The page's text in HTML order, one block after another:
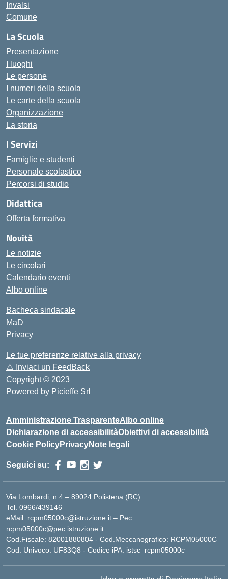
Invalsi
Comune
La Scuola
Presentazione
I luoghi
Le persone
I numeri della scuola
Le carte della scuola
Organizzazione
La storia
I Servizi
Famiglie e studenti
Personale scolastico
Percorsi di studio
Didattica
Offerta formativa
Novità
Le notizie
Le circolari
Calendario eventi
Albo online
Bacheca sindacale
MaD
Privacy
Le tue preferenze relative alla privacy
⚠️ Inviaci un FeedBack
Copyright © 2023
Powered by Picieffe Srl
Amministrazione TrasparenteAlbo online
Dichiarazione di accessibilitàObiettivi di accessibilità
Cookie PolicyPrivacyNote legali
Seguici su:
Via Lombardi, n.4 – 89024 Polistena (RC)
Tel. 0966/439146
eMail: rcpm05000c@istruzione.it – Pec:
rcpm05000c@pec.istruzione.it
Cod.Fiscale: 82001880804 - Cod.Meccanografico: RCPM05000C
Cod. Univoco: UF83Q8 - Codice iPA: istsc_rcpm05000c